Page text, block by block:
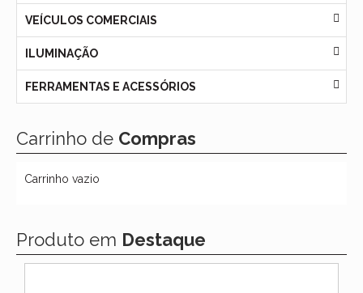
VEÍCULOS COMERCIAIS
ILUMINAÇÃO
FERRAMENTAS E ACESSÓRIOS
Carrinho de Compras
Carrinho vazio
Produto em Destaque